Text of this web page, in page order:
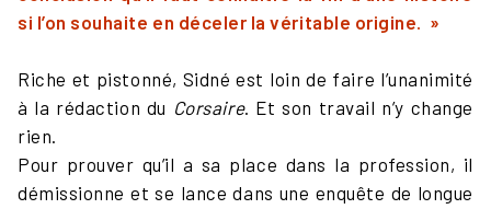
si l’on souhaite en déceler la véritable origine. »
Riche et pistonné, Sidné est loin de faire l’unanimité
à la rédaction du Corsaire. Et son travail n’y change
rien.
Pour prouver qu’il a sa place dans la profession, il
démissionne et se lance dans une enquête de longue